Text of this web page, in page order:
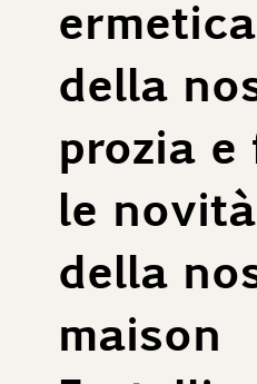
ermetica
della
prozia e
le novità
della
maison